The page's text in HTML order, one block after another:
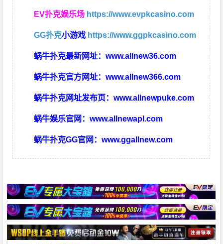
EV扑克娱乐场 https://www.evpkcasino.com
GG扑克小游戏 https://www.ggpkcasino.com
蜗牛扑克最新网址：www.allnew36.com
蜗牛扑克官方网址：www.allnew366.com
蜗牛扑克网址发布页：www.allnewpuke.com
蜗牛娱乐官网：www.allnewapl.com
蜗牛扑克GG官网：www.ggallnew.com